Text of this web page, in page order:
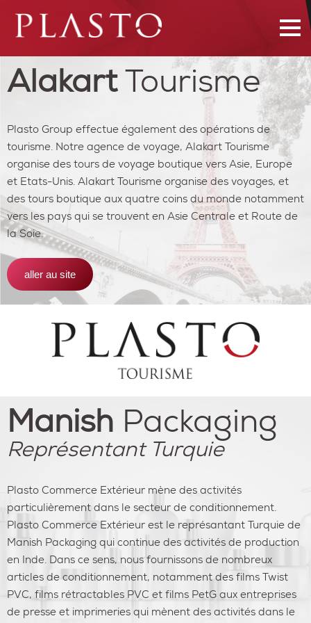
AlakartTourisme
Plasto Group effectue également des opérations de
tourisme. Notre agence de voyage, Alakart Tourisme
organise des tours de voyage boutique vers Asie, Europe
et Etats-Unis. Alakart Tourisme organise des voyages, et
des tours boutique aux quatre coins du monde notamment
vers les pays qui se trouvent en Asie Centrale et Route de
la Soie.
aller au site
Manish Packaging
Représentant Turquie
Plasto Commerce Extérieur mène des activités
particulièrement dans le secteur de conditionnement.
Plasto Commerce Extérieur est le représantant Turquie de
Manish Packaging qui continue des activités de production
en Inde. Dans ce sens, nous fournissons de nombreux
articles de conditionnement, notamment des films Twist
PVC, films rétractables PVC et films PetG aux entreprises
de presse et imprimeries qui mènent des activités dans le